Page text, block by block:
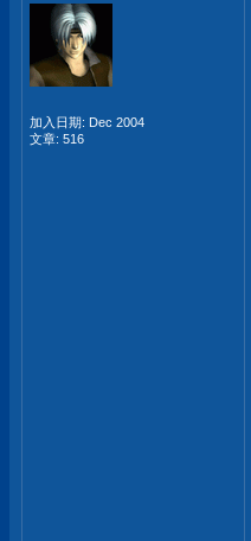
加入日期: Dec 2004
文章: 516